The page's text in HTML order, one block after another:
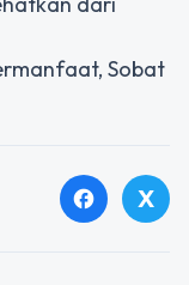
Sobat
facebook X